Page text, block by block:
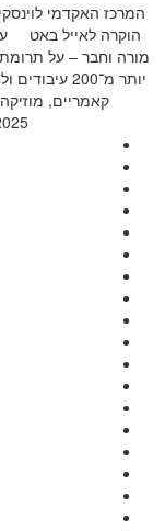
המרכז האקדמי
הוקרה לאייל באט
מורה וחבר – על
יותר מ־200
קאמריים,